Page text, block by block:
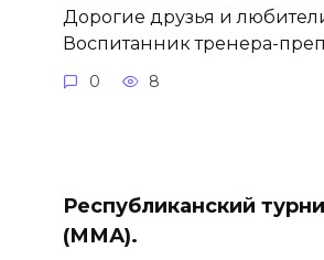
Дорогие друзья и
Воспитанник тренера-
0 8
Республиканский
(ММА).